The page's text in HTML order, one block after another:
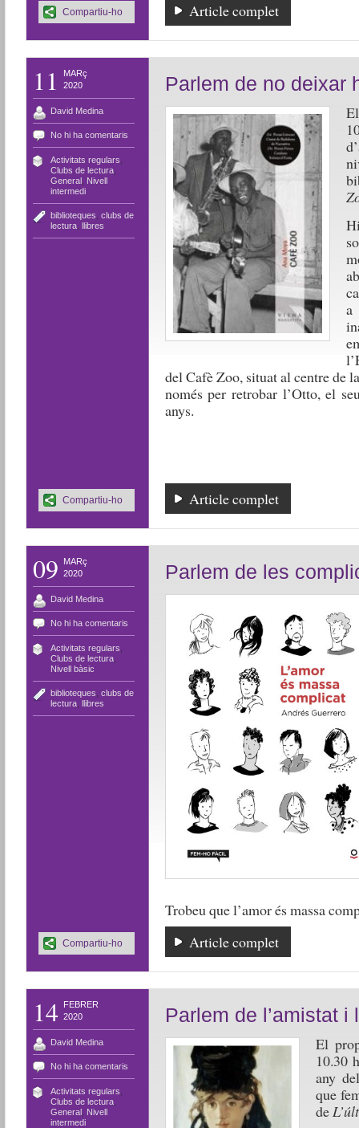
Article complet
Compartiu-ho
11
MARç
2020
David Medina
No hi ha comentaris
Activitats regulars
Clubs de lectura,
General, Nivell
intermedi
biblioteques clubs de
lectura, llibres
Parlem de no deixar
a
del Cafè Zoo, situat al centre de
només per retrobar l’Otto, el
anys.
Article complet
Compartiu-ho
09
MARç
2020
David Medina
No hi ha comentaris
Activitats regulars
Clubs de lectura,
Nivell bàsic
biblioteques clubs de
lectura, llibres
Parlem de les
Trobeu que l’amor és massa
Article complet
Compartiu-ho
14
FEBRER
2020
David Medina
No hi ha comentaris
Activitats regulars
Clubs de lectura,
General, Nivell
intermedi
Parlem de l’amistat i
El
10.30
any
que
de